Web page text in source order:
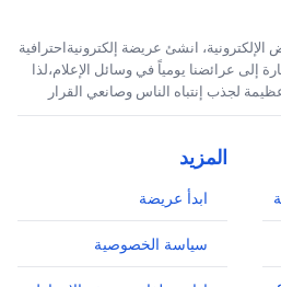
انشئ عريضة إلكترونيةاحترافية
إلى عرائضنا يومياً في وسائل الإعلام،لذا
لجذب إنتباه الناس وصانعي القرار
المزيد
ابدأ عريضة
سياسة الخصوصية